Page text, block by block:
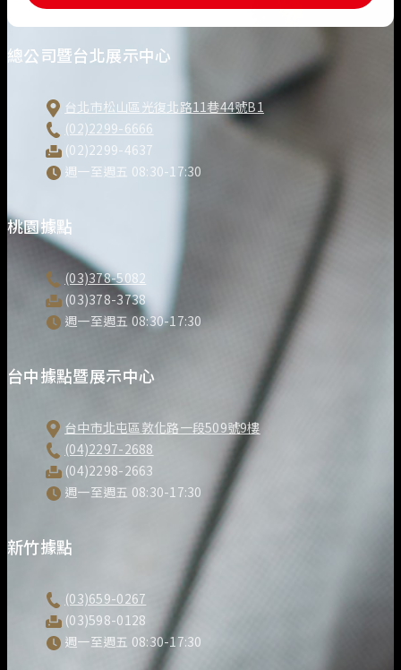
總公司暨台北展示中心
台北市松山區光復北路11巷44號B1
(02)2299-6666
(02)2299-4637
週一至週五 08:30-17:30
桃園據點
(03)378-5082
(03)378-3738
週一至週五 08:30-17:30
台中據點暨展示中心
台中市北屯區敦化路一段509號9樓
(04)2297-2688
(04)2298-2663
週一至週五 08:30-17:30
新竹據點
(03)659-0267
(03)598-0128
週一至週五 08:30-17:30